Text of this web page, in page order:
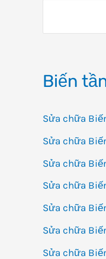
Biến
Sửa chữa
Sửa chữa
Sửa chữa
Sửa chữa
Sửa chữa
Sửa chữa
Sửa chữa